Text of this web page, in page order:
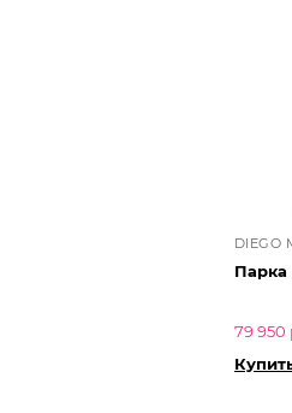
DIEGO
Парка
79 950